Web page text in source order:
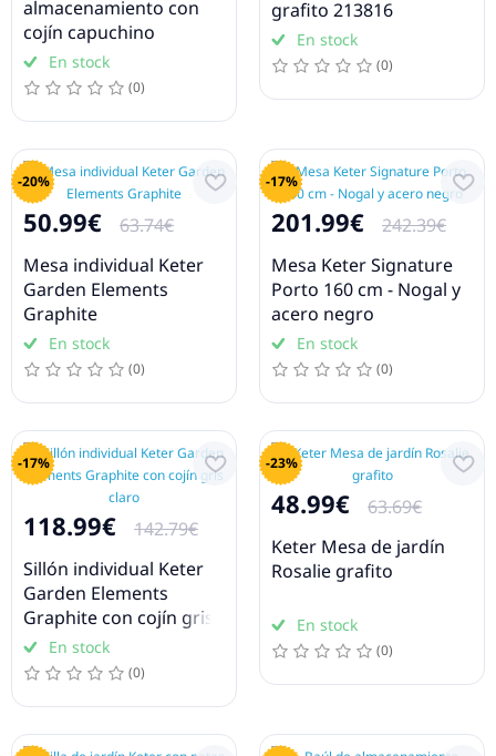
almacenamiento con
cojín capuchino
En stock
(0)
grafito 213816
En stock
(0)
-20%
50.99€
63.74€
Mesa individual Keter
Garden Elements
Graphite
En stock
(0)
-17%
201.99€
242.39€
Mesa Keter Signature
Porto 160 cm - Nogal y
acero negro
En stock
(0)
-17%
118.99€
142.79€
Sillón individual Keter
Garden Elements
Graphite con cojín gris
claroEn stock
(0)
-23%
48.99€
63.69€
Keter Mesa de jardín
Rosalie grafito
En stock
(0)